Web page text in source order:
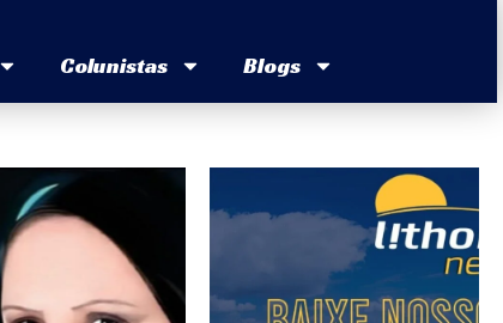
Colunistas Blogs